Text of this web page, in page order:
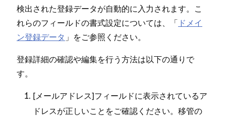
検出された登録デ⁠ータが自動的に入力されます⁠。こ
れらのフ⁠ィ⁠ールドの書式設定については⁠、「⁠ ドメイ
ン登録デ⁠ータ ⁠」をご参照ください⁠。
登録詳細の確認や編集を行う方法は以下の通りで
す⁠。
[⁠メ⁠ールアドレス⁠]フ⁠ィ⁠ールドに表示されているア
ドレスが正しいことをご確認ください⁠。移管の